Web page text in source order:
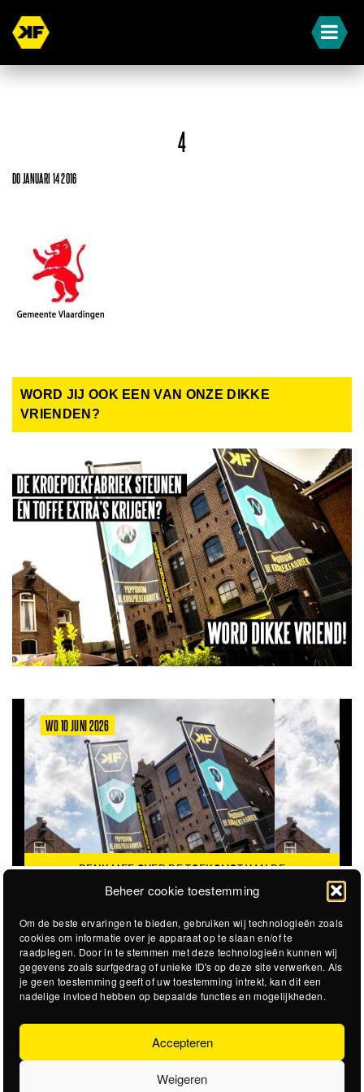
Beheer cookie toestemming
Om de beste ervaringen te bieden, gebruiken wij technologieën zoals
cookies om informatie over je apparaat op te slaan en/of te
raadplegen. Door in te stemmen met deze technologieën kunnen wij
gegevens zoals surfgedrag of unieke ID's op deze site verwerken. Als
je geen toestemming geeft of uw toestemming intrekt, kan dit een
nadelige invloed hebben op bepaalde functies en mogelijkheden.
Accepteren
Weigeren
4
DO JANUARI 14 2016
WORD JIJ OOK EEN VAN ONZE DIKKE
VRIENDEN?
WO 10 JUNI 2026
DENK MEE OVER DE TOEKOMST VAN DE
KROEPOEKFABRIEK